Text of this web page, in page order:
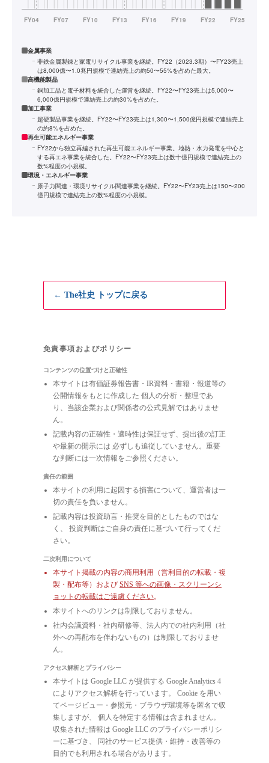
金属事業
非鉄金属製錬と家電リサイクル事業を継続。FY22（2023.3期）〜FY23売上
は8,000億〜1.0兆円規模で連結売上の約50〜55%を占めた最大。
高機能製品
銅加工品と電子材料を統合した運営を継続。FY22〜FY23売上は5,000〜
6,000億円規模で連結売上の約30%を占めた。
加工事業
超硬製品事業を継続。FY22〜FY23売上は1,300〜1,500億円規模で連結売上
の約8%を占めた。
再生可能エネルギー事業
FY22から独立再編された再生可能エネルギー事業。地熱・水力発電を中心と
する再エネ事業を統合した。FY22〜FY23売上は数十億円規模で連結売上の
数%程度の小規模。
環境・エネルギー事業
原子力関連・環境リサイクル関連事業を継続。FY22〜FY23売上は150〜200
億円規模で連結売上の数%程度の小規模。
← The社史 トップに戻る
免責事項およびポリシー
コンテンツの位置づけと正確性
本サイトは有価証券報告書・IR資料・書籍・報道等の
公開情報をもとに作成した 個人の分析・整理であ
り、当該企業および関係者の公式見解ではありませ
ん。
記載内容の正確性・適時性は保証せず、提出後の訂正
や最新の開示には 必ずしも追従していません。重要
な判断には一次情報をご参照ください。
責任の範囲
本サイトの利用に起因する損害について、運営者は一
切の責任を負いません。
記載内容は投資助言・推奨を目的としたものではな
く、 投資判断はご自身の責任に基づいて行ってくだ
さい。
二次利用について
本サイト掲載の内容の商用利用（営利目的の転載・複
製・配布等）および SNS 等への画像・スクリーンシ
ョットの転載はご遠慮ください。
本サイトへのリンクは制限しておりません。
社内会議資料・社内研修等、法人内での社内利用（社
外への再配布を伴わないもの）は制限しておりませ
ん。
アクセス解析とプライバシー
本サイトは Google LLC が提供する Google Analytics 4
によりアクセス解析を行っています。 Cookie を用い
てページビュー・参照元・ブラウザ環境等を匿名で収
集しますが、 個人を特定する情報は含まれません。
収集された情報は Google LLC のプライバシーポリシ
ーに基づき、 同社のサービス提供・維持・改善等の
目的でも利用される場合があります。